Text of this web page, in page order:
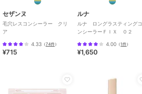
セザンヌ
毛穴レスコンシーラー クリ
ア
4.33 （74件）
¥715
ルナ
ルナ ロングラスティングコ
ンシーラーＦＩＸ ０２
4.00 （1件）
¥1,650